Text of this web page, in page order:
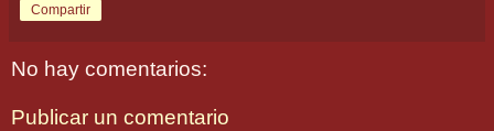
Compartir
No hay comentarios:
Publicar un comentario